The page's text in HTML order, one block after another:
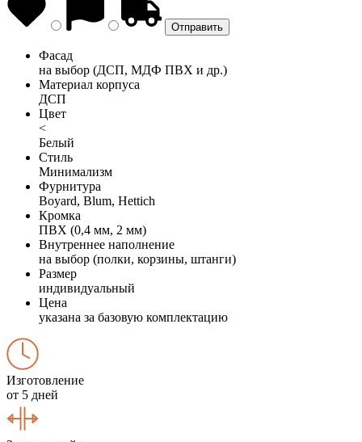
Фасад
на выбор (ДСП, МДФ ПВХ и др.)
Материал корпуса
ДСП
Цвет
<
Белый
Стиль
Минимализм
Фурнитура
Boyard, Blum, Hettich
Кромка
ПВХ (0,4 мм, 2 мм)
Внутреннее наполнение
на выбор (полки, корзины, штанги)
Размер
индивидуальный
Цена
указана за базовую комплектацию
Изготовление
от 5 дней